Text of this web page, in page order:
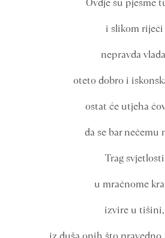
i slikom riječi
nepravda
oteto dobro i
ostat će utjeha
da se bar nečemu
Trag svjetlosti
u mračnome
izvire u tišini,